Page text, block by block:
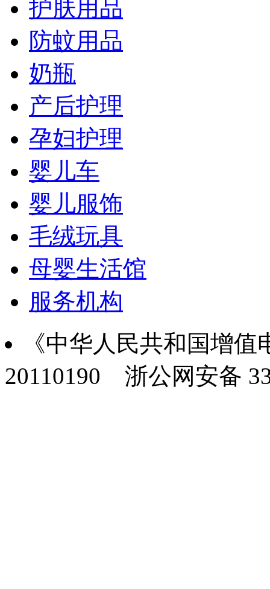
护肤用品
防蚊用品
奶瓶
产后护理
孕妇护理
婴儿车
婴儿服饰
毛绒玩具
母婴生活馆
服务机构
《中华人民共和国增
20110190 浙公网安备